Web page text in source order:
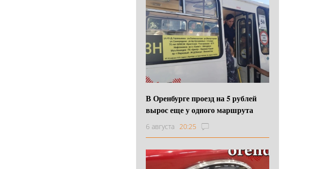
В Оренбурге проезд на 5 рублей
вырос еще у одного маршрута
6 августа 20:25